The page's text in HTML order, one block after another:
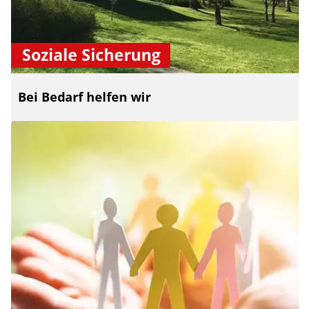
Soziale Sicherung
Bei Bedarf helfen wir